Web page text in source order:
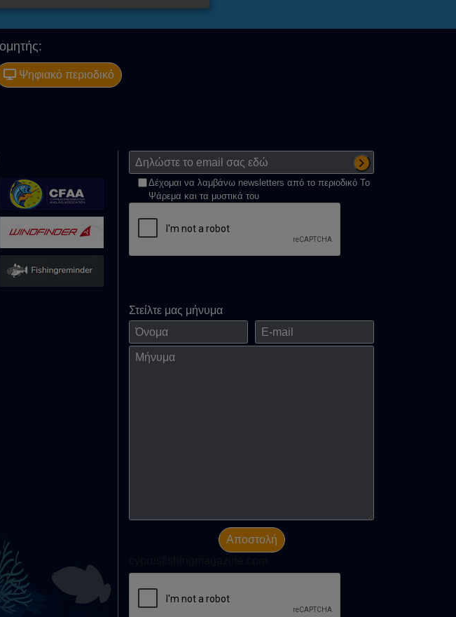
Ψηφιακό περιοδικό
Δέχομαι να λαμβάνω newsletters από το περιοδικό Το
Ψάρεμα και τα μυστικά του
Στείλτε μας μήνυμα
Όνομα
E-mail
Μήνημα
Αποστολή